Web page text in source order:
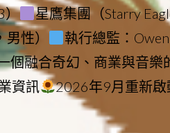
）
星鷹集團（Starry
性）
執行總監：
個融合奇幻、商業與音樂
資訊
2026年9月重新啟